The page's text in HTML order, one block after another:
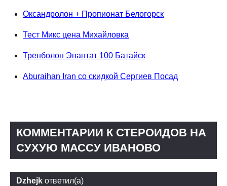
Оксандролон + Пропионат Белогорск
Тест Микс цена Михайловка
Тренболон Энантат 100 Батайск
Aburaihan Iran со скидкой Сергиев Посад
КОММЕНТАРИИ К СТЕРОИДОВ НА
СУХУЮ МАССУ ИВАНОВО
Dzhejk ответил(а)